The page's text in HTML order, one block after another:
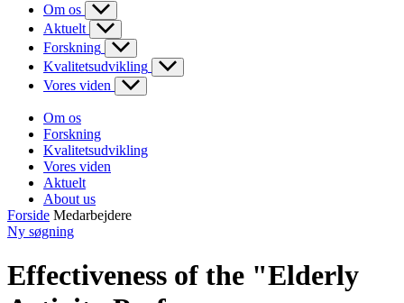
Om os
Aktuelt
Forskning
Kvalitetsudvikling
Vores viden
Om os
Forskning
Kvalitetsudvikling
Vores viden
Aktuelt
About us
Forside Medarbejdere
Ny søgning
Effectiveness of the "Elderly